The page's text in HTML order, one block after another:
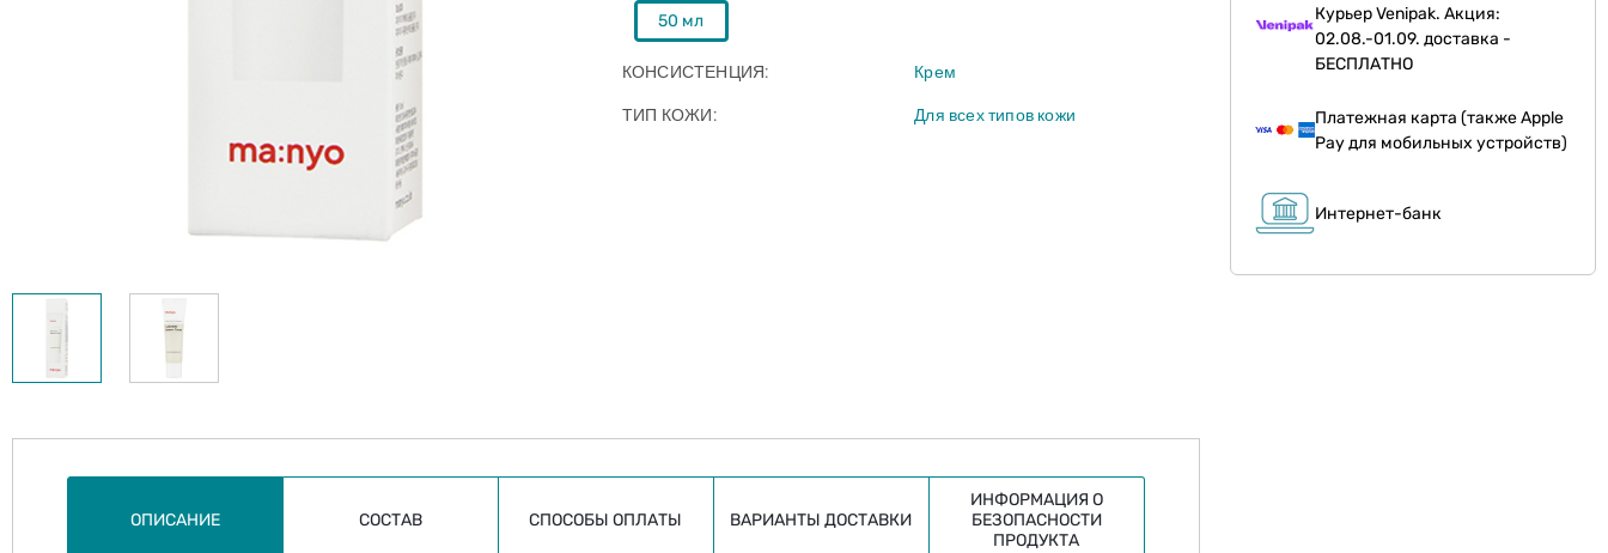
50 мл
КОНСИСТЕНЦИЯ Крем
ТИП КОЖИ Для всех типов кожи
Курьер Venipak. Акция:
02.08.-01.09. доставка -
БЕСПЛАТНО
Платежная карта (также Apple
Pay для мобильных устройств)
Интернет-банк
ОПИСАНИЕ СОСТАВ СПОСОБЫ ОПЛАТЫ ВАРИАНТЫ ДОСТАВКИ
ИНФОРМАЦИЯ О
БЕЗОПАСНОСТИ
ПРОДУКТА